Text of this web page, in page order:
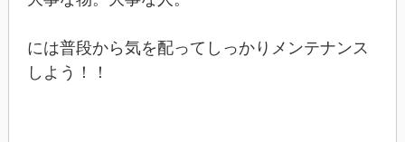
には普段から気を配ってしっかりメンテナンス
しよう！！